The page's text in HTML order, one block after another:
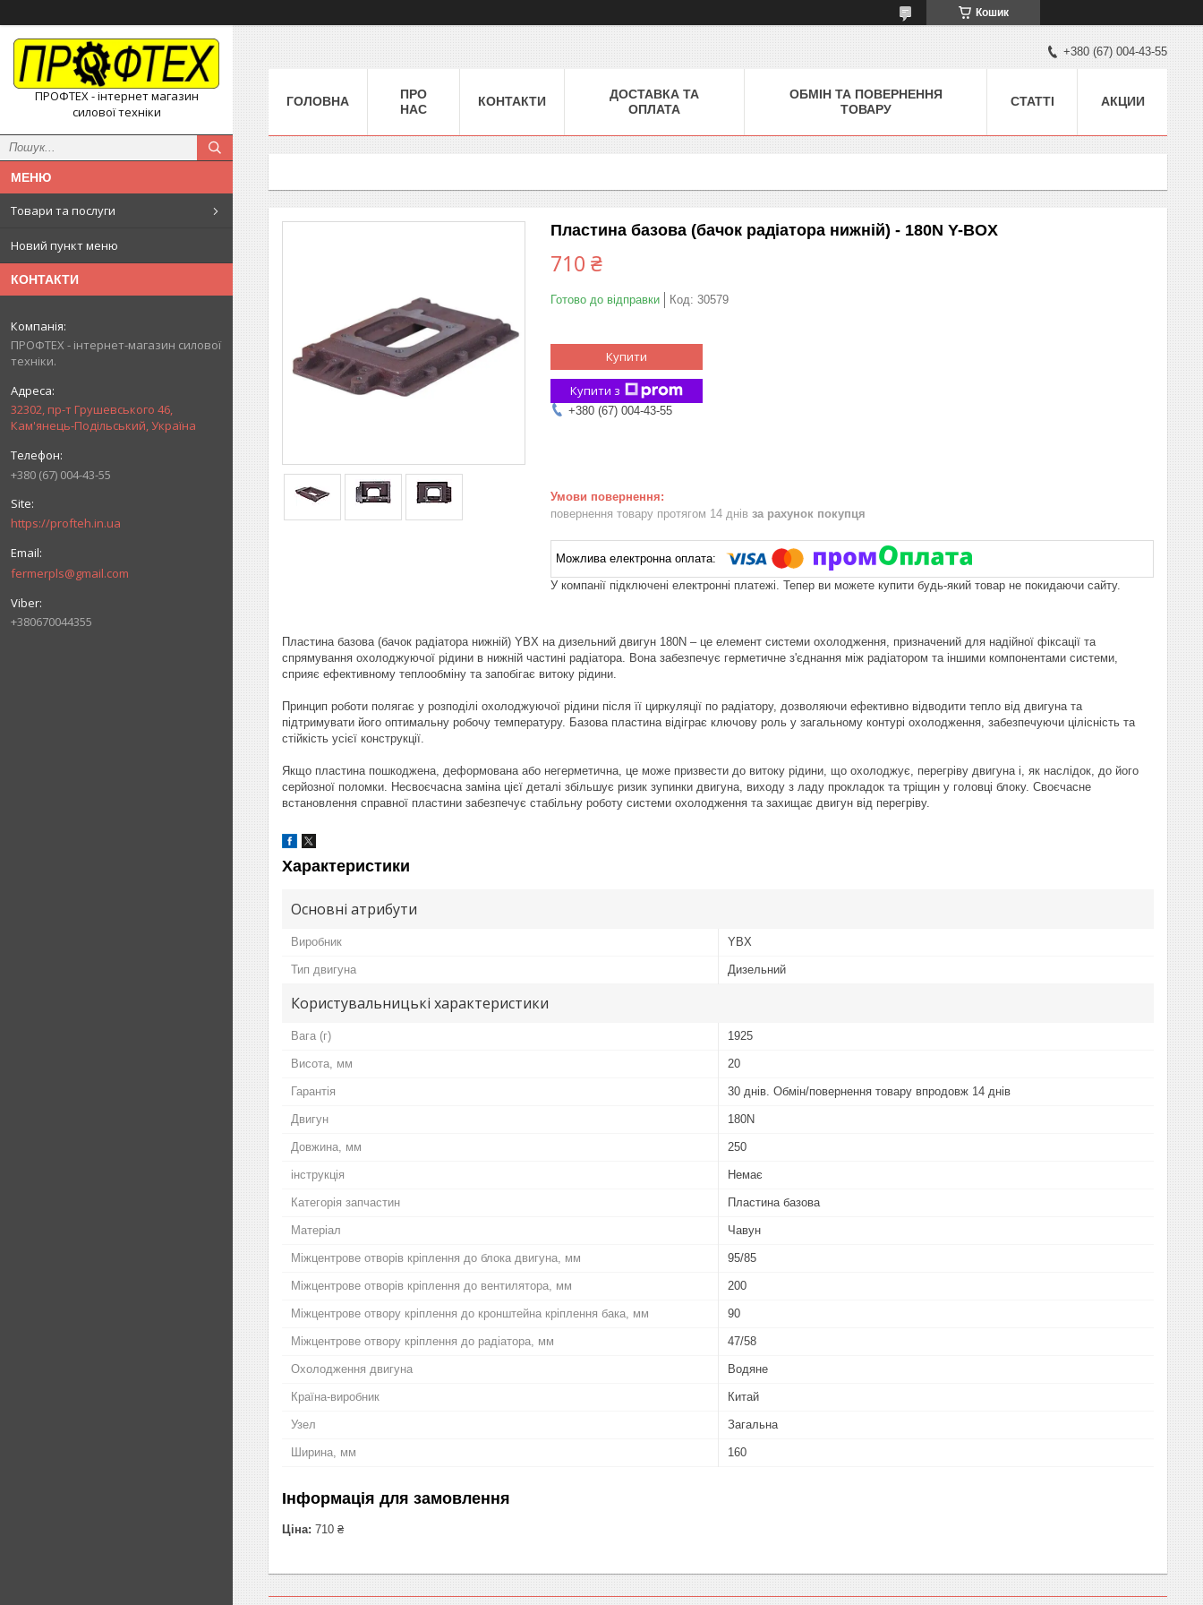
Кошик
ПРОФТЕХ - інтернет магазин
силової техніки
Товари та послуги
Новий пункт меню
КОНТАКТИ
ПРОФТЕХ - інтернет-магазин силової
техніки.
32302, пр-т Грушевського 46,
Кам'янець-Подільський, Україна
+380 (67) 004-43-55
https://profteh.in.ua
fermerpls@gmail.com
+380670044355
+380 (67) 004-43-55
ГОЛОВНА
ПРО
НАС
КОНТАКТИ
ДОСТАВКА ТА
ОПЛАТА
ОБМІН ТА ПОВЕРНЕННЯ
ТОВАРУ
СТАТТІ АКЦИИ
Пластина базова (бачок радіатора нижній) - 180N Y-BOX
710 ₴
Готово до відправки Код: 30579
Купити
Купити з
+380 (67) 004-43-55
повернення товару протягом 14 днів за рахунок покупця
У компанії підключені електронні платежі. Тепер ви можете купити будь-який товар не покидаючи сайту.
Пластина базова (бачок радіатора нижній) YBX на дизельний двигун 180N – це елемент системи охолодження, призначений для надійної фіксації та
спрямування охолоджуючої рідини в нижній частині радіатора. Вона забезпечує герметичне з'єднання між радіатором та іншими компонентами системи,
сприяє ефективному теплообміну та запобігає витоку рідини.
Принцип роботи полягає у розподілі охолоджуючої рідини після її циркуляції по радіатору, дозволяючи ефективно відводити тепло від двигуна та
підтримувати його оптимальну робочу температуру. Базова пластина відіграє ключову роль у загальному контурі охолодження, забезпечуючи цілісність та
стійкість усієї конструкції.
Якщо пластина пошкоджена, деформована або негерметична, це може призвести до витоку рідини, що охолоджує, перегріву двигуна і, як наслідок, до його
серйозної поломки. Несвоєчасна заміна цієї деталі збільшує ризик зупинки двигуна, виходу з ладу прокладок та тріщин у головці блоку. Своєчасне
встановлення справної пластини забезпечує стабільну роботу системи охолодження та захищає двигун від перегріву.
Характеристики
Основні атрибути
Виробник YBX
Тип двигуна Дизельний
Користувальницькі характеристики
Вага (г) 1925
Висота, мм 20
Гарантія 30 днів. Обмін/повернення товару впродовж 14 днів
Двигун 180N
Довжина, мм 250
інструкція Немає
Категорія запчастин Пластина базова
Матеріал Чавун
Міжцентрове отворів кріплення до блока двигуна, мм 95/85
Міжцентрове отворів кріплення до вентилятора, мм 200
Міжцентрове отвору кріплення до кронштейна кріплення бака, мм 90
Міжцентрове отвору кріплення до радіатора, мм 47/58
Охолодження двигуна Водяне
Країна-виробник Китай
Узел Загальна
Ширина, мм 160
Інформація для замовлення
Ціна: 710 ₴